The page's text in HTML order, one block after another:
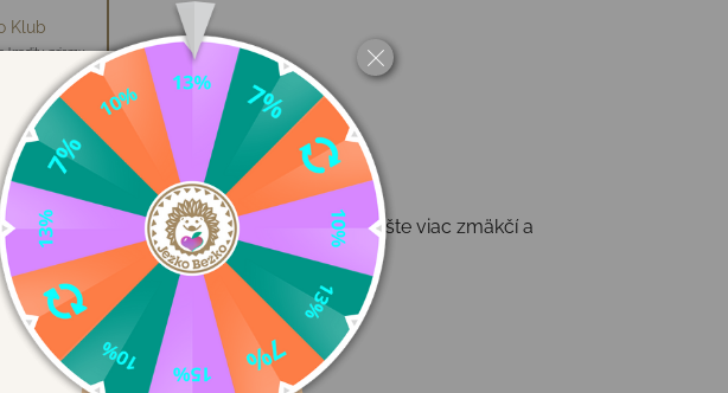
Klub
kredity, priamu
Flexibilná podrážka sa nosením ešte viac zmäkčí a